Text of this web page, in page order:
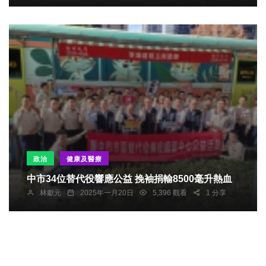
政治 健康及醫療
中市34位替代役響應公益 挽袖捐輸8500毫升熱血
林獻元 2025年一月20日 5,396 觀看 1 分享